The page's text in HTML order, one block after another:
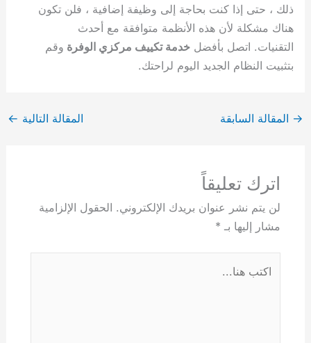
ذلك ، حتى إذا كنت بحاجة إلى وظيفة إضافية ، فلن تكون
هناك مشكلة لأن هذه الأنظمة متوافقة مع أحدث
التقنيات. اتصل بأفضلخدمة تكييف مركزي الوفرة وقم
بتثبيت النظام الجديد اليوم لراحتك.
→ المقالة السابقة المقالة التالية ←
اترك تعليقاً
لن يتم نشر عنوان بريدك الإلكتروني. الحقول الإلزامية
مشار إليها بـ *
هنا...